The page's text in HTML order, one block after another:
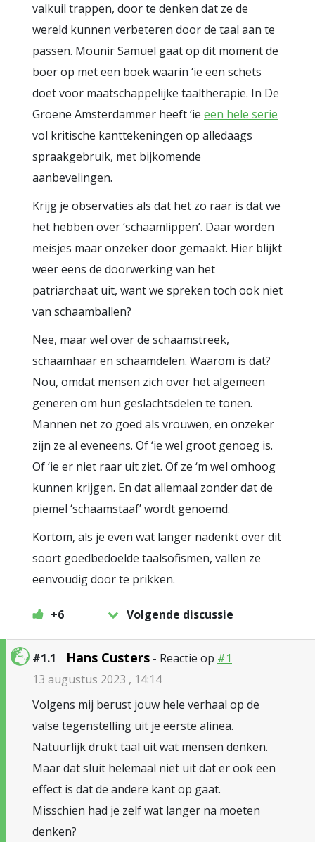
valkuil trappen, door te denken dat ze de
wereld kunnen verbeteren door de taal aan te
passen. Mounir Samuel gaat op dit moment de
boer op met een boek waarin ‘ie een schets
doet voor maatschappelijke taaltherapie. In De
Groene Amsterdammer heeft ‘ie een hele serie
vol kritische kanttekeningen op alledaags
spraakgebruik, met bijkomende
aanbevelingen.
Krijg je observaties als dat het zo raar is dat we
het hebben over ‘schaamlippen’. Daar worden
meisjes maar onzeker door gemaakt. Hier blijkt
weer eens de doorwerking van het
patriarchaat uit, want we spreken toch ook niet
van schaamballen?
Nee, maar wel over de schaamstreek,
schaamhaar en schaamdelen. Waarom is dat?
Nou, omdat mensen zich over het algemeen
generen om hun geslachtsdelen te tonen.
Mannen net zo goed als vrouwen, en onzeker
zijn ze al eveneens. Of ‘ie wel groot genoeg is.
Of ‘ie er niet raar uit ziet. Of ze ‘m wel omhoog
kunnen krijgen. En dat allemaal zonder dat de
piemel ‘schaamstaaf’ wordt genoemd.
Kortom, als je even wat langer nadenkt over dit
soort goedbedoelde taalsofismen, vallen ze
eenvoudig door te prikken.
+6 Volgende discussie
#1.1 Hans Custers - Reactie op #1
13 augustus 2023 , 14:14
Volgens mij berust jouw hele verhaal op de
valse tegenstelling uit je eerste alinea.
Natuurlijk drukt taal uit wat mensen denken.
Maar dat sluit helemaal niet uit dat er ook een
effect is dat de andere kant op gaat.
Misschien had je zelf wat langer na moeten
denken?